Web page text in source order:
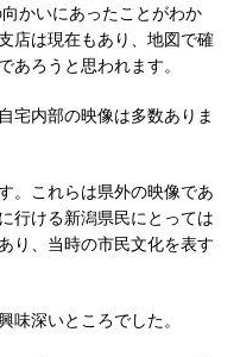
かいにあったことがわか
店は現在もあり、地図で確
あろうと思われます。
宅内部の映像は多数ありま
。これらは県外の映像であ
行ける新潟県民にとっては
り、当時の市民文化を表す
味深いところでした。